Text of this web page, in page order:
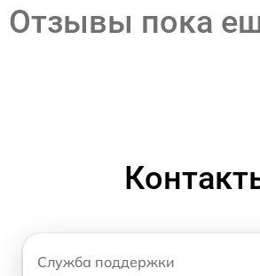
Отзывы пока
Служба поддержки